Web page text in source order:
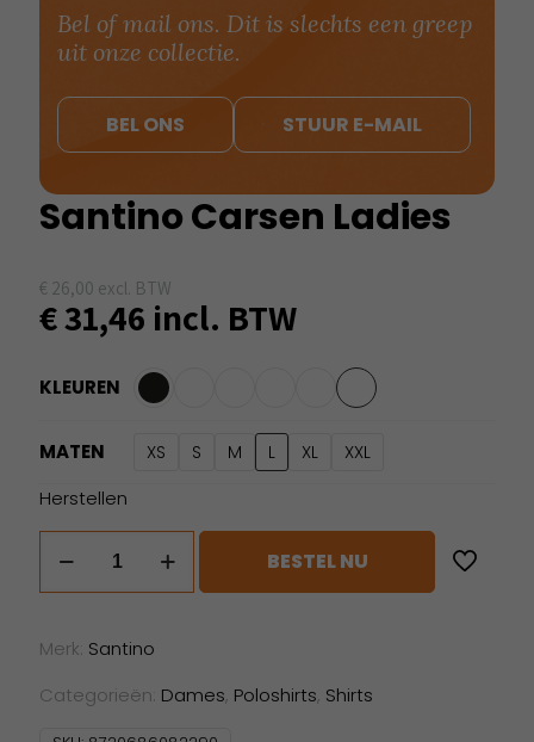
Bel of mail ons. Dit is slechts een greep
uit onze collectie.
BEL ONS STUUR E-MAIL
Santino Carsen Ladies
€ 26,00 excl. BTW
€31,46 incl. BTW
KLEUREN
MATEN XS S M L XL XXL
Herstellen
Ladies
BESTEL NU
Merk: Santino
Categorieën: Dames, Poloshirts, Shirts